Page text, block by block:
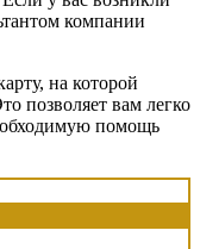
компании
на которой
позволяет вам легко
помощь